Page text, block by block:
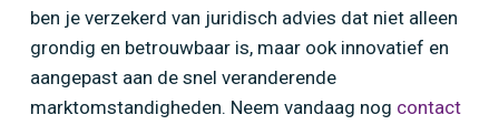
ben je verzekerd van juridisch advies dat niet alleen
grondig en betrouwbaar is, maar ook innovatief en
aangepast aan de snel veranderende
marktomstandigheden. Neem vandaag nog contact